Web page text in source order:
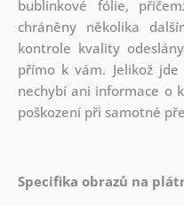
bublinkové fólie,
chráněny několika
kontrole kvality
přímo k vám. Jelikož
nechybí ani informace o
poškození při samotné
Specifika obrazů na